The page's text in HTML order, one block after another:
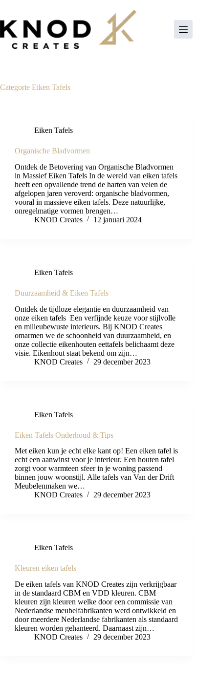
de
inhoud
Categorie Eiken Tafels
Eiken Tafels
Organische Bladvormen
Ontdek de Betovering van Organische Bladvormen
in Massief Eiken Tafels In de wereld van eiken tafels
heeft een opvallende trend de harten van velen de
afgelopen jaren veroverd: organische bladvormen,
vooral in massieve eiken tafels. Deze natuurlijke,
onregelmatige vormen brengen…
KNOD Creates
12 januari 2024
Eiken Tafels
Duurzaamheid & Eiken Tafels
Ontdek de tijdloze elegantie en duurzaamheid van
onze eiken tafels Een verfijnde keuze voor stijlvolle
en milieubewuste interieurs. Bij KNOD Creates
omarmen we de schoonheid van duurzaamheid, en
onze collectie eikenhouten eettafels belichaamt deze
visie. Eikenhout staat bekend om zijn…
KNOD Creates
29 december 2023
Eiken Tafels
Eiken Tafels Onderhoud & Tips
Met eiken kun je echt elke kant op! Een eiken tafel is
echt een aanwinst voor je interieur. Een houten tafel
zorgt voor warmteen sfeer in je woning passend
binnen jouw woonstijl. Alle tafels van Van der Drift
Meubelenmaken we…
KNOD Creates
29 december 2023
Eiken Tafels
Kleuren eiken tafels
De eiken tafels van KNOD Creates zijn verkrijgbaar
in de standaard CBM en VDD kleuren. CBM
kleuren zijn kleuren welke door een commissie van
Nederlandse meubelfabrikanten werd ontwikkeld en
door meerdere Nederlandse fabrikanten als standaard
kleuren worden gehanteerd. Daarnaast zijn…
KNOD Creates
29 december 2023